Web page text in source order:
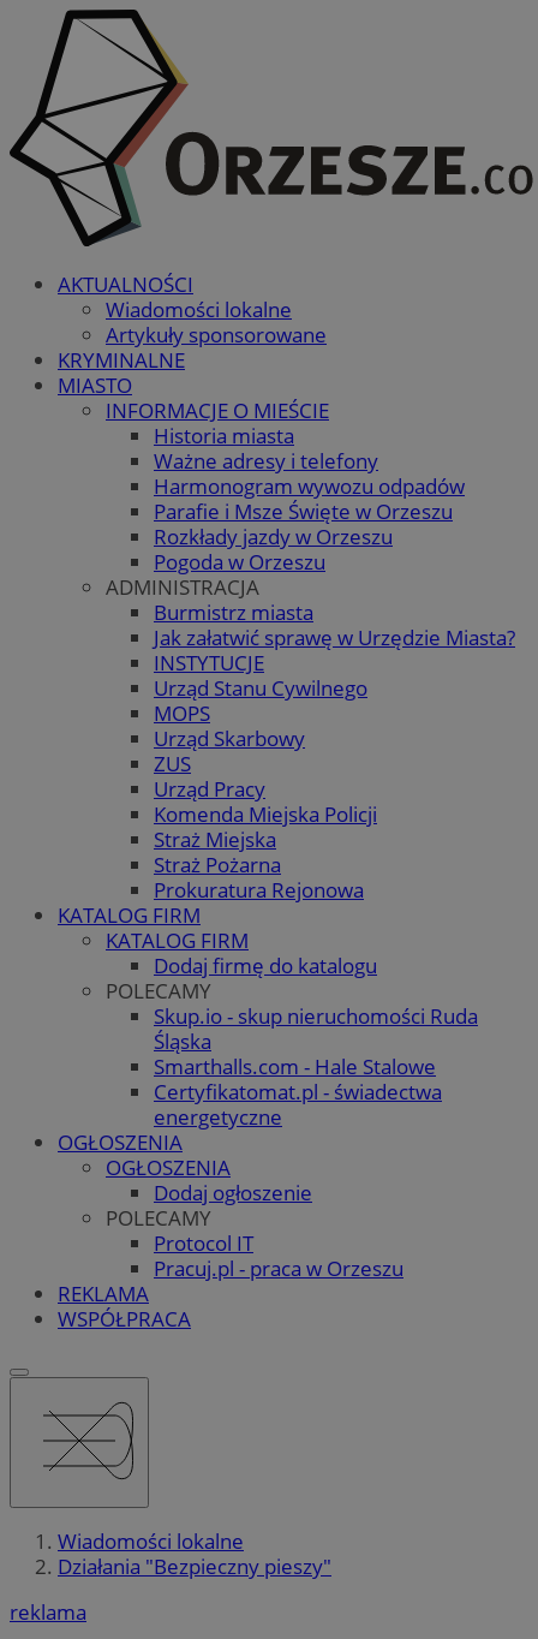
AKTUALNOŚCI
Wiadomości lokalne
Artykuły sponsorowane
KRYMINALNE
MIASTO
INFORMACJE O MIEŚCIE
Historia miasta
Ważne adresy i telefony
Harmonogram wywozu odpadów
Parafie i Msze Święte w Orzeszu
Rozkłady jazdy w Orzeszu
Pogoda w Orzeszu
ADMINISTRACJA
Burmistrz miasta
Jak załatwić sprawę w Urzędzie Miasta?
INSTYTUCJE
Urząd Stanu Cywilnego
MOPS
Urząd Skarbowy
ZUS
Urząd Pracy
Komenda Miejska Policji
Straż Miejska
Straż Pożarna
Prokuratura Rejonowa
KATALOG FIRM
KATALOG FIRM
Dodaj firmę do katalogu
POLECAMY
Skup.io - skup nieruchomości Ruda
Śląska
Smarthalls.com - Hale Stalowe
Certyfikatomat.pl - świadectwa
energetyczne
OGŁOSZENIA
OGŁOSZENIA
Dodaj ogłoszenie
POLECAMY
Protocol IT
Pracuj.pl - praca w Orzeszu
REKLAMA
WSPÓŁPRACA
Wiadomości lokalne
Działania "Bezpieczny pieszy"
reklama